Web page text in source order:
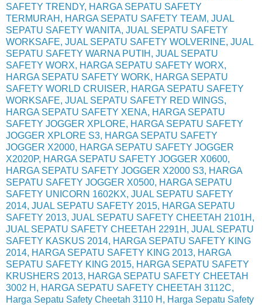
SAFETY TRENDY, HARGA SEPATU SAFETY
TERMURAH, HARGA SEPATU SAFETY TEAM, JUAL
SEPATU SAFETY WANITA, JUAL SEPATU SAFETY
WORKSAFE, JUAL SEPATU SAFETY WOLVERINE, JUAL
SEPATU SAFETY WARNA PUTIH, JUAL SEPATU
SAFETY WORX, HARGA SEPATU SAFETY WORX,
HARGA SEPATU SAFETY WORK, HARGA SEPATU
SAFETY WORLD CRUISER, HARGA SEPATU SAFETY
WORKSAFE, JUAL SEPATU SAFETY RED WINGS,
HARGA SEPATU SAFETY XENA, HARGA SEPATU
SAFETY JOGGER XPLORE, HARGA SEPATU SAFETY
JOGGER XPLORE S3, HARGA SEPATU SAFETY
JOGGER X2000, HARGA SEPATU SAFETY JOGGER
X2020P, HARGA SEPATU SAFETY JOGGER X0600,
HARGA SEPATU SAFETY JOGGER X2000 S3, HARGA
SEPATU SAFETY JOGGER X0500, HARGA SEPATU
SAFETY UNICORN 1602KX, JUAL SEPATU SAFETY
2014, JUAL SEPATU SAFETY 2015, HARGA SEPATU
SAFETY 2013, JUAL SEPATU SAFETY CHEETAH 2101H,
JUAL SEPATU SAFETY CHEETAH 2291H, JUAL SEPATU
SAFETY KASKUS 2014, HARGA SEPATU SAFETY KING
2014, HARGA SEPATU SAFETY KING 2013, HARGA
SEPATU SAFETY KING 2015, HARGA SEPATU SAFETY
KRUSHERS 2013, HARGA SEPATU SAFETY CHEETAH
3002 H, HARGA SEPATU SAFETY CHEETAH 3112C,
Harga Sepatu Safety Cheetah 3110 H, Harga Sepatu Safety